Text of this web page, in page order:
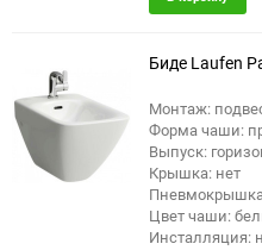
Биде Laufen
Монтаж:
Форма чаши:
Выпуск:
Крышка: нет
Цвет чаши:
Инсталляция: